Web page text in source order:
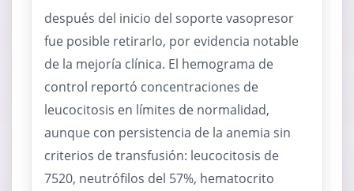
después del inicio del soporte vasopresor
fue posible retirarlo, por evidencia notable
de la mejoría clínica. El hemograma de
control reportó concentraciones de
leucocitosis en límites de normalidad,
aunque con persistencia de la anemia sin
criterios de transfusión: leucocitosis de
7520, neutrófilos del 57%, hematocrito